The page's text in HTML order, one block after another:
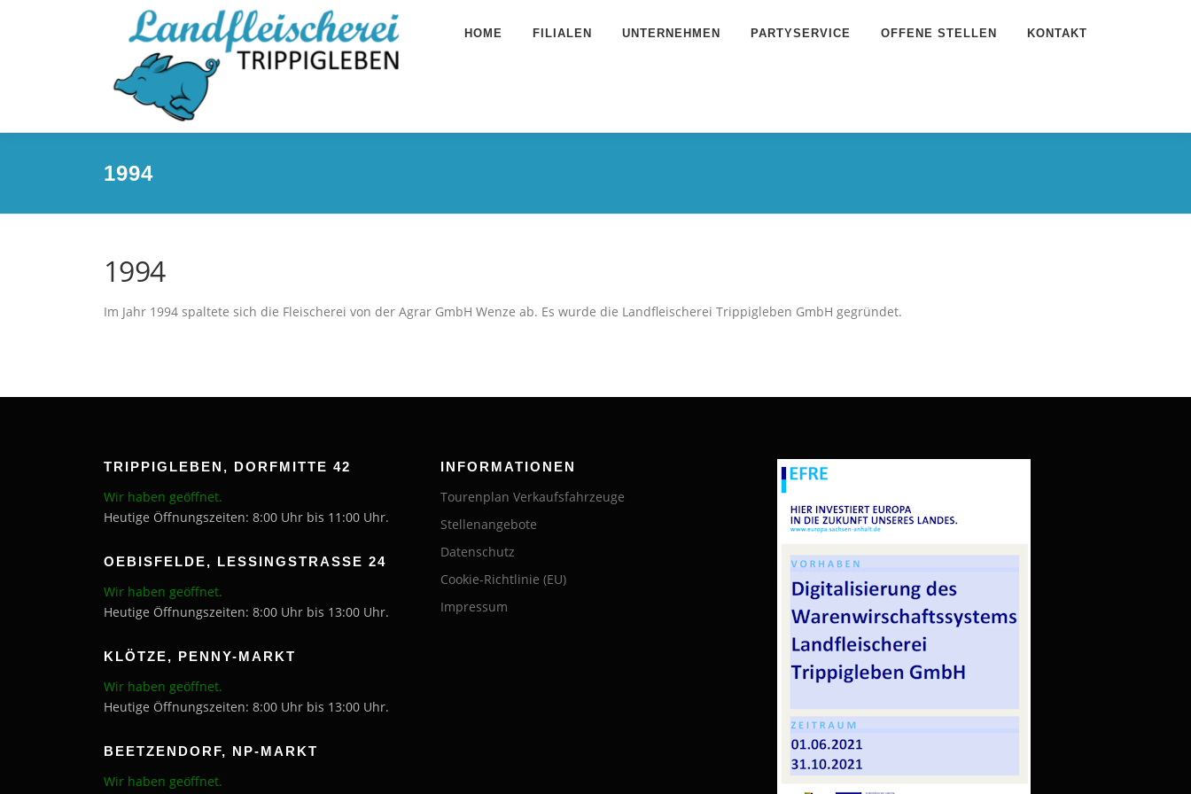
HOME FILIALEN UNTERNEHMEN PARTYSERVICE OFFENE STELLEN KONTAKT
1994
1994
Im Jahr 1994 spaltete sich die Fleischerei von der Agrar GmbH Wenze ab. Es wurde die Landfleischerei Trippigleben GmbH gegründet.
TRIPPIGLEBEN, DORFMITTE 42
Wir haben geöffnet.
Heutige Öffnungszeiten: 8:00 Uhr bis 11:00 Uhr.
OEBISFELDE, LESSINGSTRASSE 24
Wir haben geöffnet.
Heutige Öffnungszeiten: 8:00 Uhr bis 13:00 Uhr.
KLÖTZE, PENNY-MARKT
Wir haben geöffnet.
Heutige Öffnungszeiten: 8:00 Uhr bis 13:00 Uhr.
BEETZENDORF, NP-MARKT
Wir haben geöffnet.
INFORMATIONEN
Tourenplan Verkaufsfahrzeuge
Stellenangebote
Datenschutz
Cookie-Richtlinie (EU)
Impressum